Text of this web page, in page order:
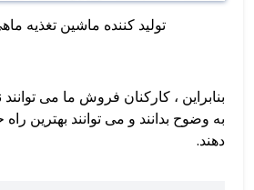
تولید کننده ماشین تغذیه
بنابراین ، کارکنان فروش ما می
به وضوح بدانند و می توانند بهترین راه
دهند.